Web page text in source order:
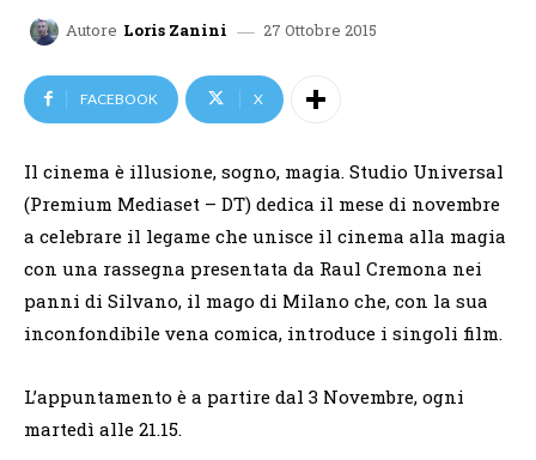
Autore Loris Zanini 27 Ottobre 2015
FACEBOOK X
Il cinema è illusione, sogno, magia. Studio Universal
(Premium Mediaset – DT) dedica il mese di novembre
a celebrare il legame che unisce il cinema alla magia
con una rassegna presentata da Raul Cremona nei
panni di Silvano, il mago di Milano che, con la sua
inconfondibile vena comica, introduce i singoli film.
L’appuntamento è a partire dal 3 Novembre, ogni
martedì alle 21.15.